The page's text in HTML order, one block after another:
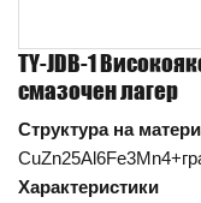
TY-JDB-1
смазочен лагер
Структура на
Характеристики